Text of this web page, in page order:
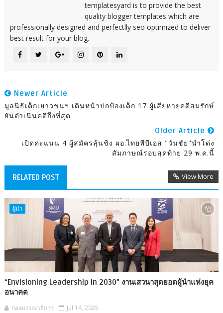
templatesyard is to provide the best
quality blogger templates which are
professionally designed and perfectlly seo optimized to deliver
best result for your blog.
Newer Article
มูลนิธิเด็กเยาวชนฯ เดินหน้าปกป้องเด็ก 17 ผู้เสียหายคดีสมรักษ์
ยันดำเนินคดีถึงที่สุด
Older Article
เปิดคะแนน 4 ผู้สมัครลุ้นชิง ผอ.ไทยพีบีเอส "วันชัย"นำโด่ง
สัมภาษณ์รอบสุดท้าย 29 พ.ค.นี้
RELATED POST View More
ผู้นำ
“Envisioning Leadership in 2030” งานเสวนาสุดยอดผู้นำแห่งยุค
อนาคต
กองบรรณาธิการ Jul 14, 2025